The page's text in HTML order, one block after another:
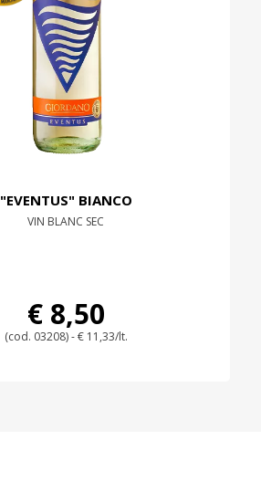
"EVENTUS" BIANCO
VIN BLANC SEC
€ 8,50
(cod. 03208) - € 11,33/lt.